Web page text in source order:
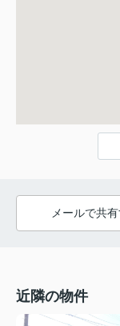
メールで共
近隣の物件